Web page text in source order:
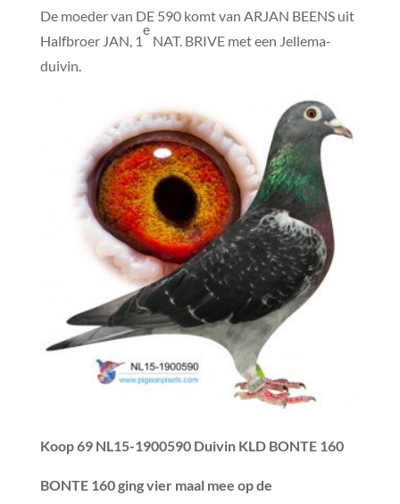
De moeder van DE 590 komt van ARJAN BEENS uit
Halfbroer JAN, 1
e
NAT. BRIVE met een Jellema-
duivin.
Koop 69 NL15-1900590 Duivin KLD BONTE 160
BONTE 160 ging vier maal mee op de